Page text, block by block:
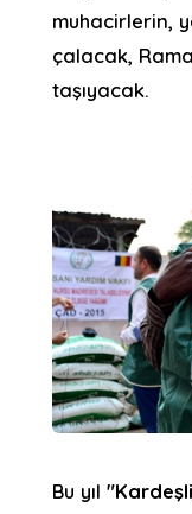
muhacirlerin,
çalacak,
taşıyacak.
Bu yıl